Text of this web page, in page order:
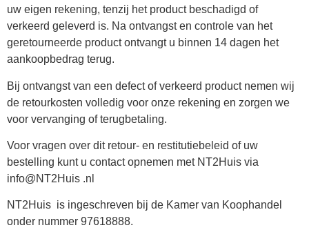
uw eigen rekening, tenzij het product beschadigd of
verkeerd geleverd is. Na ontvangst en controle van het
geretourneerde product ontvangt u binnen 14 dagen het
aankoopbedrag terug.
Bij ontvangst van een defect of verkeerd product nemen wij
de retourkosten volledig voor onze rekening en zorgen we
voor vervanging of terugbetaling.
Voor vragen over dit retour- en restitutiebeleid of uw
bestelling kunt u contact opnemen met NT2Huis via
info@NT2Huis .nl
NT2Huis is ingeschreven bij de Kamer van Koophandel
onder nummer 97618888.